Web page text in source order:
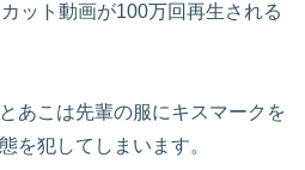
ット動画が100万回再生される
あこは先輩の服にキスマークを
を犯してしまいます。